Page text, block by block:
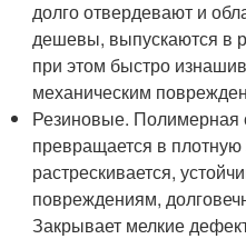
долго отвердевают и
дешевы, выпускаются в
при этом быстро
механическим
Резиновые. Полимерная
превращается в
растрескивается,
повреждениям,
Закрывает мелкие